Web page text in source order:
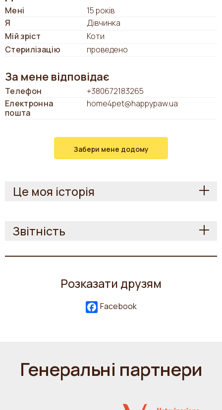
Мені
15 років
Я
Дівчинка
Мій зріст
Коти
Стерилізацію
проведено
За мене відповідає
Телефон
+380672183265
Електронна
пошта
home4pet@happypaw.ua
Забери мене додому
Це моя історія
Звітність
Розказати друзям
Facebook
Генеральні партнери